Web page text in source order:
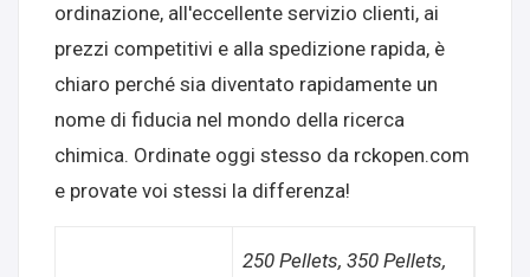
ordinazione, all'eccellente servizio clienti, ai
prezzi competitivi e alla spedizione rapida, è
chiaro perché sia diventato rapidamente un
nome di fiducia nel mondo della ricerca
chimica. Ordinate oggi stesso da rckopen.com
e provate voi stessi la differenza!
250 Pellets, 350 Pellets,